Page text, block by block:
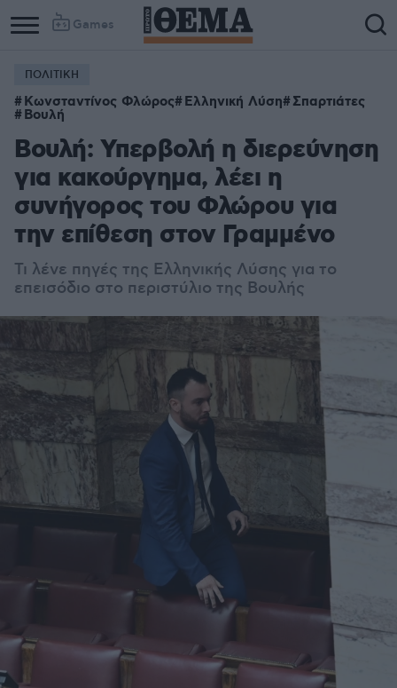
Games
ΠΟΛΙΤΙΚΗ
Κωνσταντίνος Φλώρος Ελληνική Λύση Σπαρτιάτες
Βουλή
Βουλή: Υπερβολή η διερεύνηση
για κακούργημα, λέει η
συνήγορος του Φλώρου για
την επίθεση στον Γραμμένο
Τι λένε πηγές της Ελληνικής Λύσης για το
επεισόδιο στο περιστύλιο της Βουλής